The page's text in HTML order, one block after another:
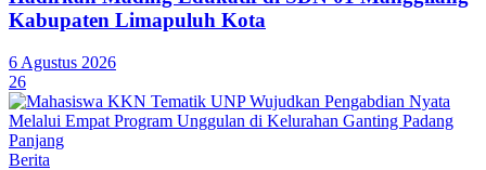
Kabupaten Limapuluh Kota
6 Agustus 2026
26
Berita